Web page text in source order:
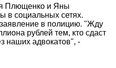
Плющенко и Яны
в социальных сетях.
в полицию. "Жду
рублей тем, кто сдаст
наших адвокатов", -